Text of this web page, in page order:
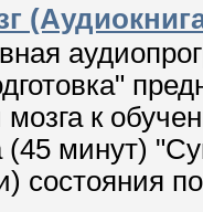
мозга к
(45 минут)
состояния